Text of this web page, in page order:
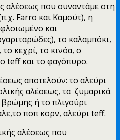
αλέσεως που συναντάμε στη
Farro και Καμούτ), η
και
το καλαμπόκι,
κεχρί, το κινόα, ο
teff και το φαγόπυρο.
αποτελούν: το αλεύρι
αλέσεως, τα ζυμαρικά
βρώμης ή το πλιγούρι
ποπ κορν, αλεύρι teff.
αλέσεως που